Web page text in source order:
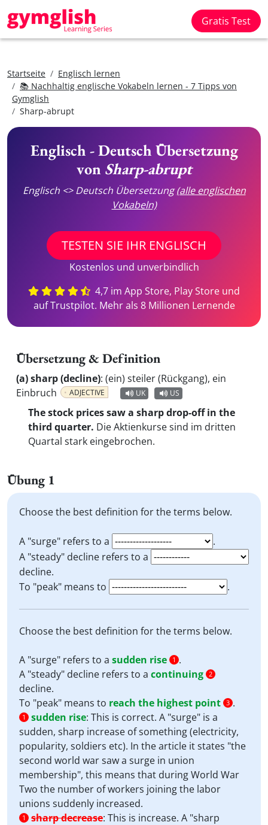
Gratis Test
Startseite
Englisch lernen
📚 Nachhaltig englische Vokabeln lernen - 7 Tipps von
Gymglish
Sharp-abrupt
Englisch - Deutsch Übersetzung
von Sharp-abrupt
Englisch <> Deutsch Übersetzung(alle englischen
Vokabeln)
TESTEN SIE IHR ENGLISCH
Kostenlos und unverbindlich
4,7 im App Store, Play Store und
auf Trustpilot. Mehr als 8 Millionen Lernende
Übersetzung & Definition
(a) sharp (decline): (ein) steiler (Rückgang), ein
Einbruch
ADJECTIVE UK US
The stock prices saw a sharp drop-off in the
third quarter. Die Aktienkurse sind im dritten
Quartal stark eingebrochen.
Übung 1
Choose the best definition for the terms below.
A "surge" refers to a
.
A "steady" decline refers to a
decline.
To "peak" means to
.
Choose the best definition for the terms below.
A "surge" refers to a sudden rise 1 .
A "steady" decline refers to a continuing 2
decline.
To "peak" means to reach the highest point 3 .
1 sudden rise: This is correct. A "surge" is a
sudden, sharp increase of something (electricity,
popularity, soldiers etc). In the article it states "the
second world war saw a surge in union
membership", this means that during World War
Two the number of workers joining the labor
unions suddenly increased.
1 sharp decrease: This is increase. A "sharp